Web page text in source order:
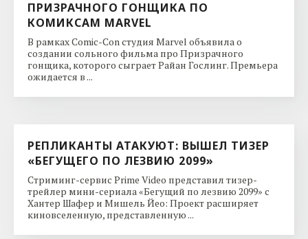
ПРИЗРАЧНОГО ГОНЩИКА ПО
КОМИКСАМ MARVEL
В рамках Comic-Con студия Marvel объявила о
создании сольного фильма про Призрачного
гонщика, которого сыграет Райан Гослинг. Премьера
ожидается в ...
РЕПЛИКАНТЫ АТАКУЮТ: ВЫШЕЛ ТИЗЕР
«БЕГУЩЕГО ПО ЛЕЗВИЮ 2099»
Стриминг-сервис Prime Video представил тизер-
трейлер мини-сериала «Бегущий по лезвию 2099» с
Хантер Шафер и Мишель Йео: Проект расширяет
киновселенную, представленную ...